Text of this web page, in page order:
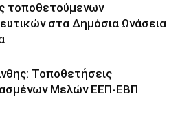
τοποθετούμενων
στα Δημόσια Ωνάσεια
Τοποθετήσεις
Μελών ΕΕΠ-ΕΒΠ